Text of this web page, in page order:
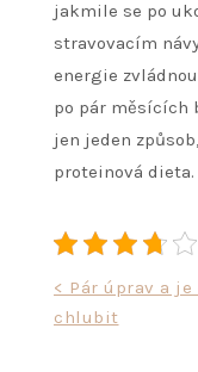
jakmile se po
stravovacím
energie
po pár měsících
jen jeden
proteinová dieta.
Navigace< Pár úprav a
chlubit